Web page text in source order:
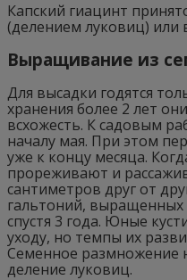
Капский гиацинт
(делением луковиц) или
Выращивание из
Для высадки годятся
хранения более 2 лет
всхожесть. К садовым
началу мая. При этом
уже к концу месяца.
прореживают и
сантиметров друг от
гальтоний, выращенных
спустя 3 года. Юные
уходу, но темпы их
Семенное размножение
деление луковиц.